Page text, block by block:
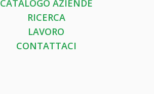
CATALOGO AZIENDE
RICERCA
LAVORO
CONTATTACI